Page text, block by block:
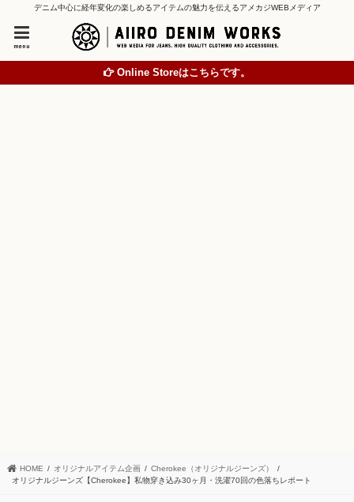
デニム中心に経年変化の楽しめるアイテムの魅力を伝えるアメカジWEBメディア
menu
Online Storeはこちらです。
HOME オリジナルアイテム企画
Cherokee（オリジナルジーンズ）
オリジナルジーンズ【Cherokee】私物穿き込み30ヶ月・洗濯70回の色落ちレポート